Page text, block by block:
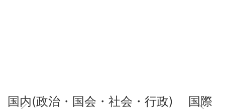
国内(政治・国会・社会・行政) 国際